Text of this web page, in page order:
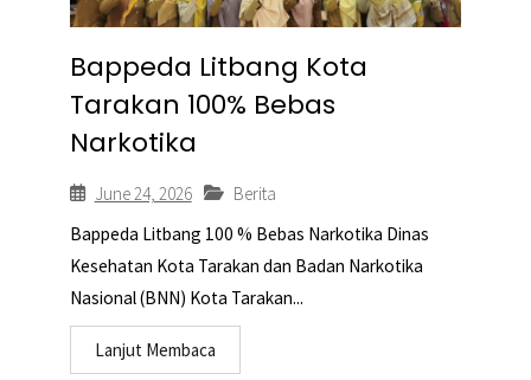
Bappeda Litbang Kota
Tarakan 100% Bebas
Narkotika
June 24, 2026
Berita
Bappeda Litbang 100 % Bebas Narkotika Dinas
Kesehatan Kota Tarakan dan Badan Narkotika
Nasional (BNN) Kota Tarakan...
Lanjut Membaca